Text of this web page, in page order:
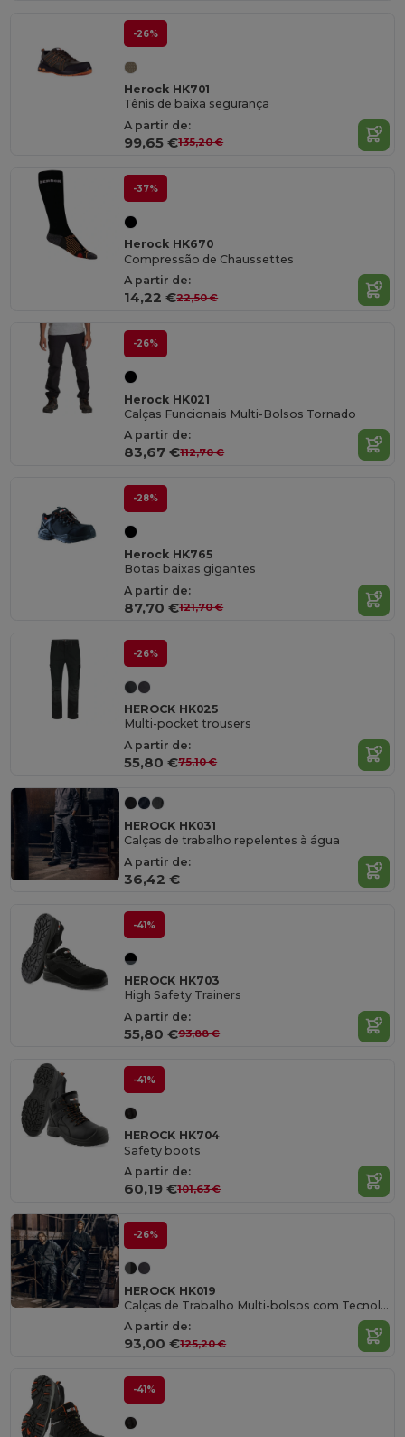
-26%
Herock HK701
Tênis de baixa segurança
A partir de:
99,65 €135,20 €
-37%
Herock HK670
Compressão de Chaussettes
A partir de:
14,22 €22,50 €
-26%
Herock HK021
Calças Funcionais Multi-Bolsos Tornado
A partir de:
83,67 €112,70 €
-28%
Herock HK765
Botas baixas gigantes
A partir de:
87,70 €121,70 €
-26%
HEROCK HK025
Multi-pocket trousers
A partir de:
55,80 €75,10 €
HEROCK HK031
Calças de trabalho repelentes à água
A partir de:
36,42 €
-41%
HEROCK HK703
High Safety Trainers
A partir de:
55,80 €93,88 €
-41%
HEROCK HK704
Safety boots
A partir de:
60,19 €101,63 €
-26%
HEROCK HK019
Calças de Trabalho Multi-bolsos com Tecnologia Coolmax
A partir de:
93,00 €125,20 €
-41%